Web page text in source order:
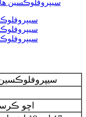
سيپروفلوڪسين
اڇو